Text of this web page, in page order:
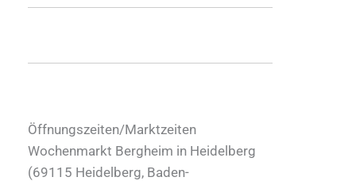
Öffnungszeiten/Marktzeiten
Wochenmarkt Bergheim in Heidelberg
(69115 Heidelberg, Baden-